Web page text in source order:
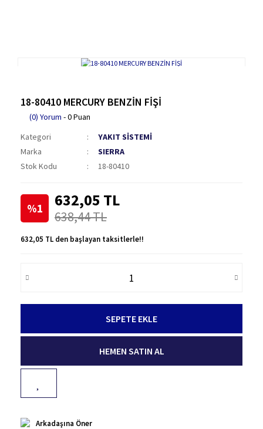
18-80410 MERCURY BENZİN FİŞİ
(0) Yorum - 0 Puan
Kategori
YAKIT SİSTEMİ
Marka
SIERRA
Stok Kodu
18-80410
%1 632,05 TL
638,44 TL
632,05 TL den başlayan taksitlerle!!
SEPETE EKLE
HEMEN SATIN AL
Arkadaşına Öner